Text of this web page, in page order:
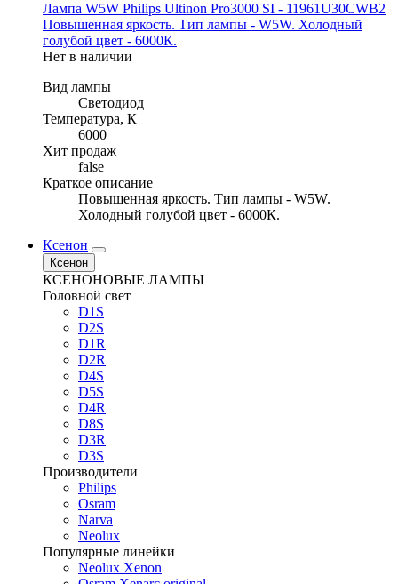
Лампа W5W Philips Ultinon Pro3000 SI - 11961U30CWB2
Повышенная яркость. Тип лампы - W5W. Холодный
голубой цвет - 6000К.
Нет в наличии
Вид лампы
Светодиод
Температура, К
6000
Хит продаж
false
Краткое описание
Повышенная яркость. Тип лампы - W5W.
Холодный голубой цвет - 6000К.
Ксенон
Ксенон
КСЕНОНОВЫЕ ЛАМПЫ
Головной свет
D1S
D2S
D1R
D2R
D4S
D5S
D4R
D8S
D3R
D3S
Производители
Philips
Osram
Narva
Neolux
Популярные линейки
Neolux Xenon